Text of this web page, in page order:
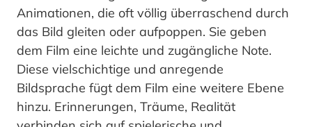
Animationen, die oft völlig überraschend durch
das Bild gleiten oder aufpoppen. Sie geben
dem Film eine leichte und zugängliche Note.
Diese vielschichtige und anregende
Bildsprache fügt dem Film eine weitere Ebene
hinzu. Erinnerungen, Träume, Realität